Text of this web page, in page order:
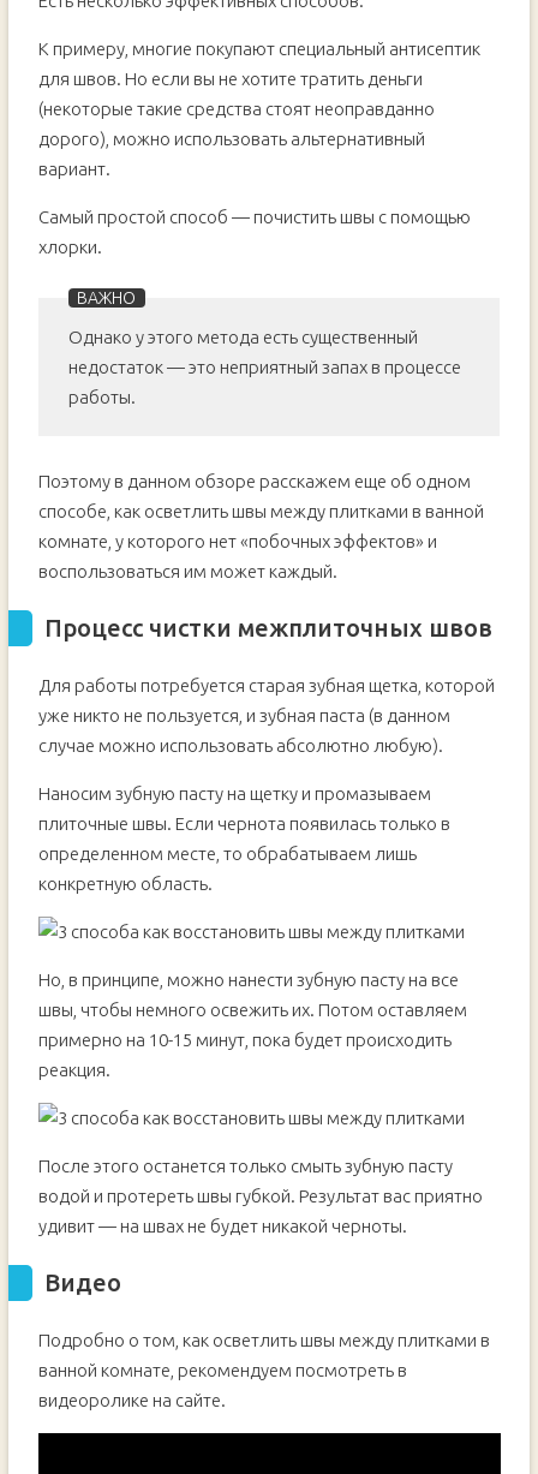
К примеру, многие покупают специальный антисептик
для швов. Но если вы не хотите тратить деньги
(некоторые такие средства стоят неоправданно
дорого), можно использовать альтернативный
вариант.
Самый простой способ — почистить швы с помощью
хлорки.
Однако у этого метода есть существенный
недостаток — это неприятный запах в процессе
работы.
Поэтому в данном обзоре расскажем еще об одном
способе, как осветлить швы между плитками в ванной
комнате, у которого нет «побочных эффектов» и
воспользоваться им может каждый.
Процесс чистки межплиточных швов
Для работы потребуется старая зубная щетка, которой
уже никто не пользуется, и зубная паста (в данном
случае можно использовать абсолютно любую).
Наносим зубную пасту на щетку и промазываем
плиточные швы. Если чернота появилась только в
определенном месте, то обрабатываем лишь
конкретную область.
Но, в принципе, можно нанести зубную пасту на все
швы, чтобы немного освежить их. Потом оставляем
примерно на 10-15 минут, пока будет происходить
реакция.
После этого останется только смыть зубную пасту
водой и протереть швы губкой. Результат вас приятно
удивит — на швах не будет никакой черноты.
Видео
Подробно о том, как осветлить швы между плитками в
ванной комнате, рекомендуем посмотреть в
видеоролике на сайте.